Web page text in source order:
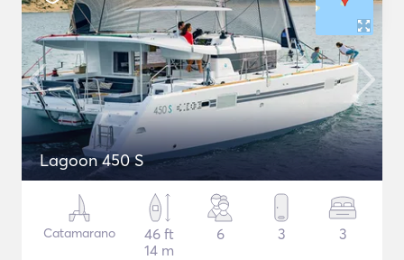
Lagoon 450 S
Catamarano
46 ft
14 m
6 3 3